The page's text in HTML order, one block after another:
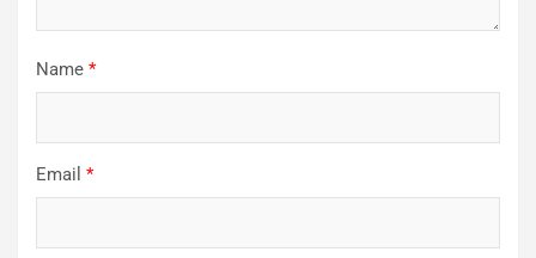
Name *
Email *